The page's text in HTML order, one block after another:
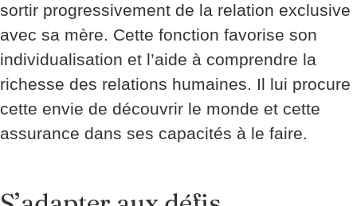
sortir progressivement de la relation exclusive
avec sa mère. Cette fonction favorise son
individualisation et l’aide à comprendre la
richesse des relations humaines. Il lui procure
cette envie de découvrir le monde et cette
assurance dans ses capacités à le faire.